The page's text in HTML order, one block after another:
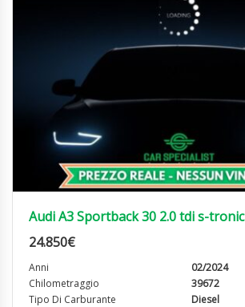
Audi A3 Sportback 30 2.0 tdi s-tronic
24.850€
Anni
02/2024
Chilometraggio
39672
Tipo Di Carburante
Diesel